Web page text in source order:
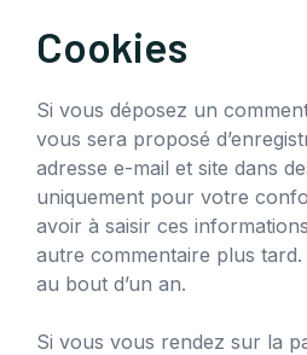
Cookies
Si vous déposez un
vous sera proposé
adresse e-mail et site dans
uniquement pour votre
avoir à saisir ces
autre commentaire plus
au bout d’un an.
Si vous vous rendez sur la